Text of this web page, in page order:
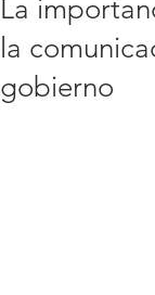
La
la
gobierno